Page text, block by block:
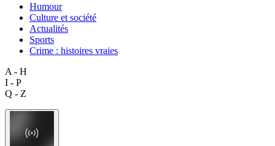
Humour
Culture et société
Actualités
Sports
Crime : histoires vraies
A - H
I - P
Q - Z